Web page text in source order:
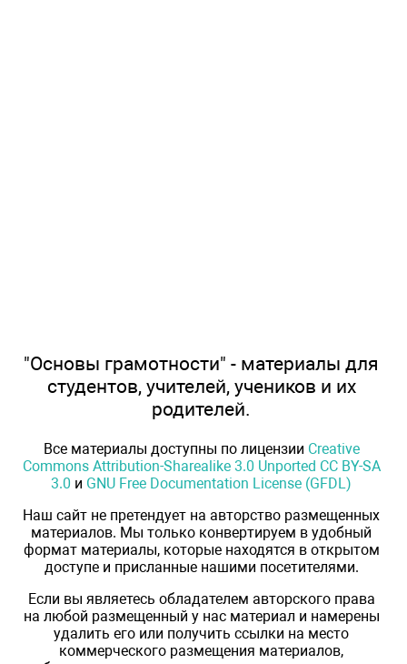
"Основы грамотности" - материалы для
студентов, учителей, учеников и их
родителей.
Все материалы доступны по лицензии Creative
Commons Attribution-Sharealike 3.0 Unported CC BY-SA
3.0 и GNU Free Documentation License (GFDL)
Наш сайт не претендует на авторство размещенных
материалов. Мы только конвертируем в удобный
формат материалы, которые находятся в открытом
доступе и присланные нашими посетителями.
Если вы являетесь обладателем авторского права
на любой размещенный у нас материал и намерены
удалить его или получить ссылки на место
коммерческого размещения материалов,